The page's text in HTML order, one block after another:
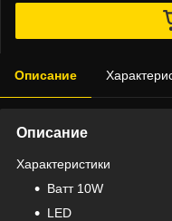
Описание
Описание
Характеристики
Bатт 10W
LED